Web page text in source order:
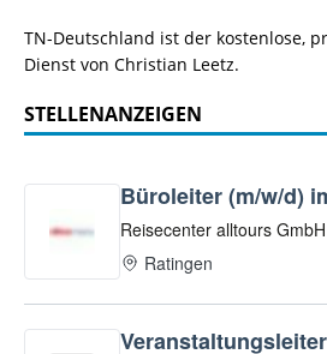
TN-Deutschland ist der kostenlose,
Dienst von Christian Leetz.
STELLENANZEIGEN